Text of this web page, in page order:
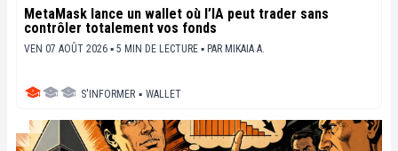
MetaMask lance un wallet où l’IA peut trader sans
contrôler totalement vos fonds
VEN 07 AOÛT 2026 ▪ 5 MIN DE LECTURE ▪ PAR MIKAIA A.
S'INFORMER ▪ WALLET